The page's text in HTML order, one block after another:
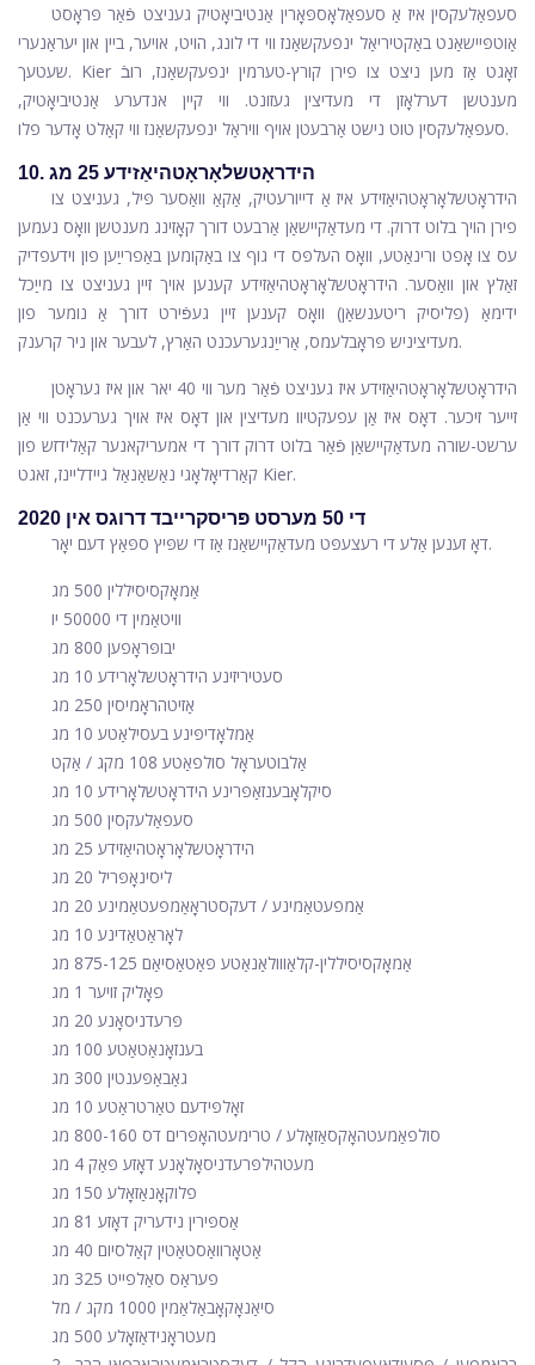
סעפאַלעקסין איז אַ סעפאַלאָספּאָרין אַנטיביאָטיק געניצט פֿאַר פּראָסט
אַוטפּיישאַנט באַקטיריאַל ינפעקשאַנז ווי די לונג, הויט, אויער, ביין און יעראַנערי
שעטעך. Kier זאָגט אַז מען ניצט צו פירן קורץ-טערמין ינפעקשאַנז, רובֿ
מענטשן דערלאָזן די מעדיצין געזונט. ווי קיין אנדערע אַנטיביאָטיק,
סעפאַלעקסין טוט נישט אַרבעטן אויף וויראַל ינפעקשאַנז ווי קאַלט אָדער פלו.
10. הידראָטשלאָראָטהיאַזידע 25 מג
הידראָטשלאָראָטהיאַזידע איז אַ דייורעטיק, אַקאַ וואַסער פּיל, געניצט צו
פירן הויך בלוט דרוק. די מעדאַקיישאַן אַרבעט דורך קאָזינג מענטשן וואָס נעמען
עס צו אָפט ורינאַטע, וואָס העלפּס די גוף צו באַקומען באַפרייַען פון וידעפדיק
זאַלץ און וואַסער. הידראָטשלאָראָטהיאַזידע קענען אויך זיין געניצט צו מייַכל
ידימאַ (פליסיק ריטענשאַן) וואָס קענען זיין געפֿירט דורך אַ נומער פון
מעדיציניש פּראָבלעמס, אַרייַנגערעכנט האַרץ, לעבער און ניר קרענק.
הידראָטשלאָראָטהיאַזידע איז געניצט פֿאַר מער ווי 40 יאר און איז געראָטן
זייער זיכער. דאָס איז אַן עפעקטיוו מעדיצין און דאָס איז אויך גערעכנט ווי אַן
ערשט-שורה מעדאַקיישאַן פֿאַר בלוט דרוק דורך די אמעריקאנער קאַלידזש פון
קאַרדיאָלאָגי נאַשאַנאַל גיידליינז, זאגט Kier.
די 50 מערסט פּריסקרייבד דרוגס אין 2020
דאָ זענען אַלע די רעצעפּט מעדאַקיישאַנז אַז די שפּיץ ספּאַץ דעם יאָר.
אַמאָקסיסיללין 500 מג
וויטאַמין די 50000 יו
יבופּראָפען 800 מג
סעטיריזינע הידראָטשלאָרידע 10 מג
אַזיטהראָמיסין 250 מג
אַמלאָדיפּינע בעסילאַטע 10 מג
אַלבוטעראָל סולפאַטע 108 מקג / אַקט
סיקלאָבענזאַפּרינע הידראָטשלאָרידע 10 מג
סעפאַלעקסין 500 מג
הידראָטשלאָראָטהיאַזידע 25 מג
ליסינאָפּריל 20 מג
אַמפעטאַמינע / דעקסטראָאַמפעטאַמינע 20 מג
לאָראַטאַדינע 10 מג
אַמאָקסיסיללין-קלאַווולאַנאַטע פּאַטאַסיאַם 875-125 מג
פאָליק זויער 1 מג
פּרעדניסאָנע 20 מג
בענזאָנאַטאַטע 100 מג
גאַבאַפּענטין 300 מג
זאָלפּידעם טאַרטראַטע 10 מג
סולפאַמעטהאָקסאַזאָלע / טרימעטהאָפּרים דס 800-160 מג
מעטהילפּרעדניסאָלאָנע דאָזע פּאַק 4 מג
פלוקאָנאַזאָלע 150 מג
אַספּירין נידעריק דאָזע 81 מג
אַטאָרוואַסטאַטין קאַלסיום 40 מג
פעראַס סאַלפייט 325 מג
סיאַנאָקאָבאַלאַמין 1000 מקג / מל
מעטראָנידאַזאָלע 500 מג